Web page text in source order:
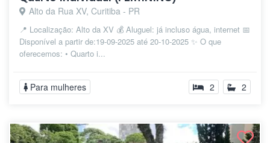
Alto da Rua XV, Curitiba - PR
📍 Localização: Alto da XV 💰 Aluguel: já incluso água, internet 📅
Disponível a partir de:19-09-2025 até 20-10-2025 ✨ O que
oferecemos: • Quarto i...
Para mulheres 2 2